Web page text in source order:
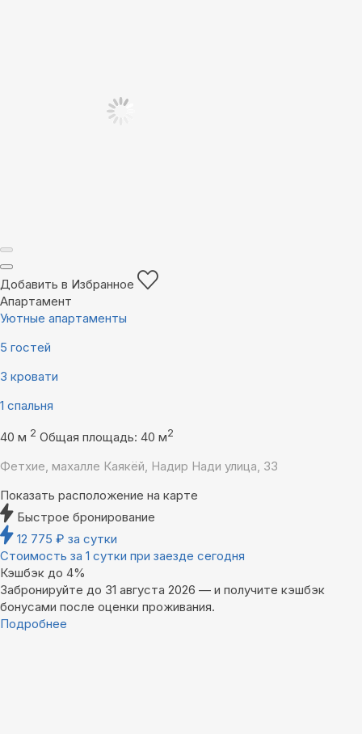
Добавить в Избранное
Апартамент
Уютные апартаменты
5 гостей
3 кровати
1 спальня
40 м 2 Общая площадь: 40 м2
Фетхие, махалле Каякёй, Надир Нади улица, 33
Показать расположение на карте
Быстрое бронирование
12 775 ₽ за сутки
Стоимость за 1 сутки при заезде сегодня
Кэшбэк до 4%
Забронируйте до 31 августа 2026 — и получите кэшбэк
бонусами после оценки проживания.
Подробнее